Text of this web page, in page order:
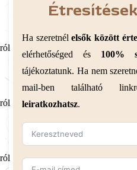
Ha szeretnélelsők között
elérhetőséged és 100%
tájékoztatunk. Ha nem
mail-ben található
leiratkozhatsz.